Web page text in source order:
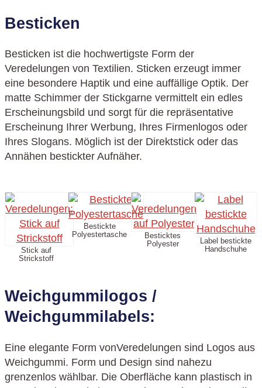
Besticken
Besticken ist die hochwertigste Form der
Veredelungen von Textilien. Sticken erzeugt immer
eine besondere Haptik und eine auffällige Optik. Der
matte Schimmer der Stickgarne vermittelt ein edles
Erscheinungsbild und sorgt für die repräsentative
Erscheinung Ihrer Werbung, Ihres Firmenlogos oder
Ihres Slogans. Möglich ist der Direktstick oder das
Annähen bestickter Aufnäher.
Stick auf
Strickstoff
Bestickte
Polyestertasche
Besticktes
Polyester
Label bestickte
Handschuhe
Weichgummilogos /
Weichgummilabels:
Eine elegante Form vonVeredelungen sind Logos aus
Weichgummi. Form und Design sind nahezu
grenzenlos wählbar. Die Oberfläche kann plastisch in